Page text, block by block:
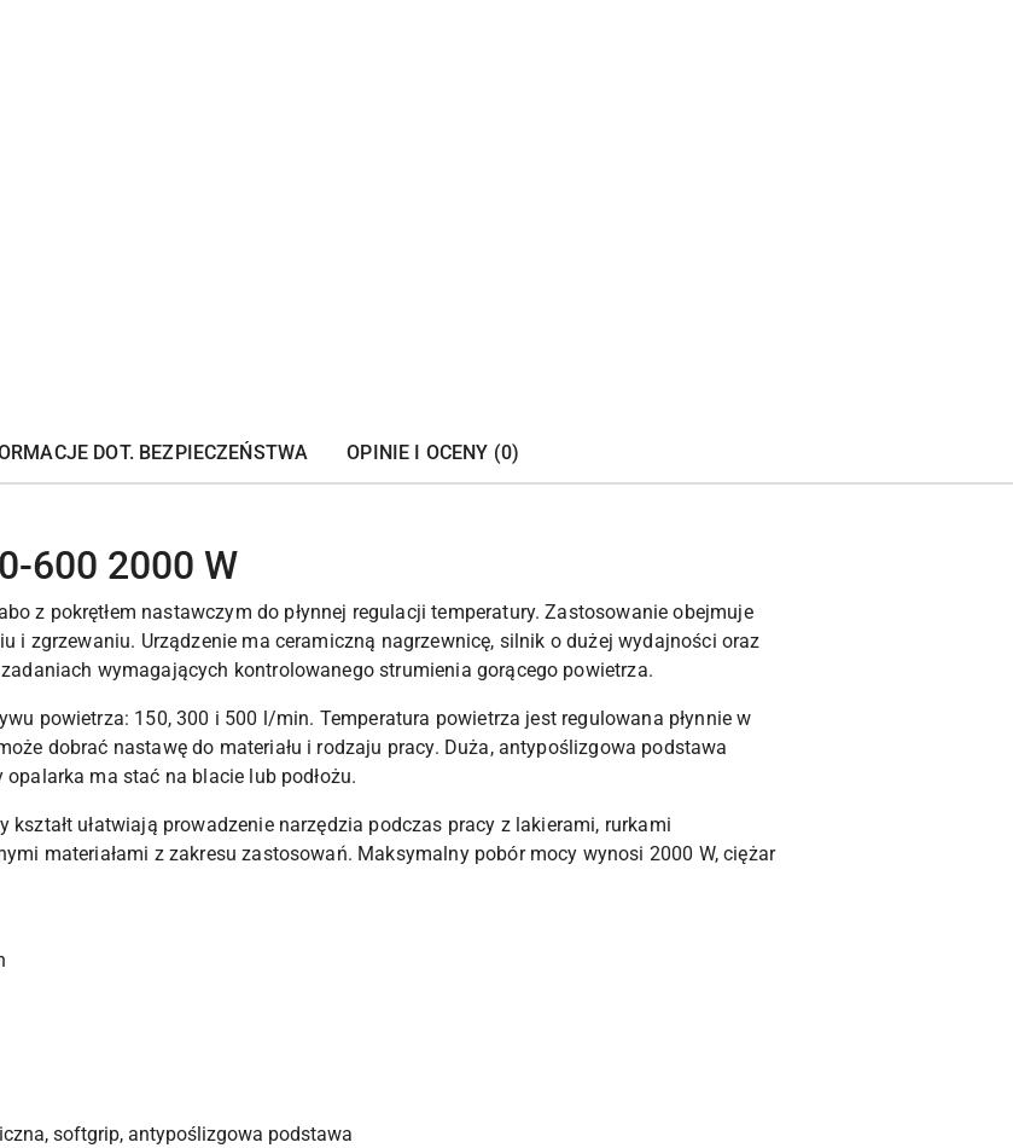
DOT. BEZPIECZEŃSTWA OPINIE I OCENY (0)
600 2000 W
z pokrętłem nastawczym do płynnej regulacji temperatury. Zastosowanie obejmuje
i zgrzewaniu. Urządzenie ma ceramiczną nagrzewnicę, silnik o dużej wydajności oraz
wymagających kontrolowanego strumienia gorącego powietrza.
powietrza: 150, 300 i 500 l/min. Temperatura powietrza jest regulowana płynnie w
dobrać nastawę do materiału i rodzaju pracy. Duża, antypoślizgowa podstawa
ma stać na blacie lub podłożu.
kształt ułatwiają prowadzenie narzędzia podczas pracy z lakierami, rurkami
materiałami z zakresu zastosowań. Maksymalny pobór mocy wynosi 2000 W, ciężar
softgrip, antypoślizgowa podstawa